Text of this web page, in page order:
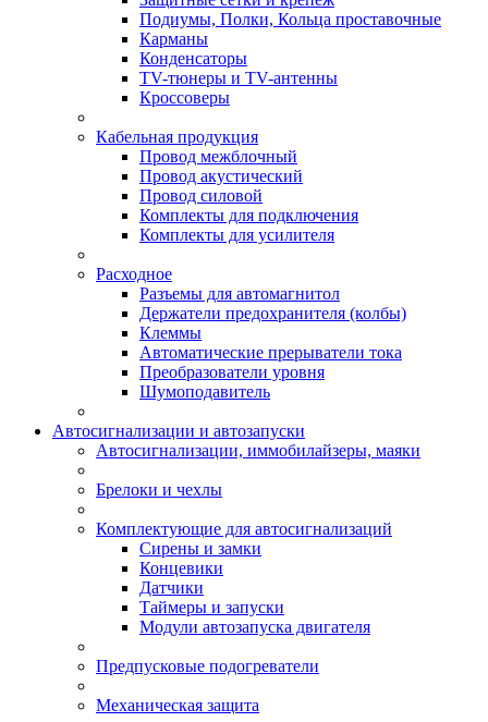
Подиумы, Полки, Кольца проставочные
Карманы
Конденсаторы
TV-тюнеры и TV-антенны
Кроссоверы
Кабельная продукция
Провод межблочный
Провод акустический
Провод силовой
Комплекты для подключения
Комплекты для усилителя
Расходное
Разъемы для автомагнитол
Держатели предохранителя (колбы)
Клеммы
Автоматические прерыватели тока
Преобразователи уровня
Шумоподавитель
Автосигнализации и автозапуски
Автосигнализации, иммобилайзеры, маяки
Брелоки и чехлы
Комплектующие для автосигнализаций
Сирены и замки
Концевики
Датчики
Таймеры и запуски
Модули автозапуска двигателя
Предпусковые подогреватели
Механическая защита